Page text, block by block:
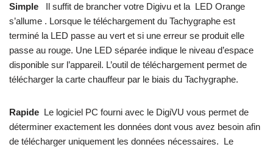
Simple
Il suffit de brancher votre Digivu et la LED Orange
s’allume . Lorsque le téléchargement du Tachygraphe est
terminé la LED passe au vert et si une erreur se produit elle
passe au rouge. Une LED séparée indique le niveau d’espace
disponible sur l’appareil. L’outil de téléchargement permet de
télécharger la carte chauffeur par le biais du Tachygraphe.
Rapide Le logiciel PC fourni avec le DigiVU vous permet de
déterminer exactement les données dont vous avez besoin afin
de télécharger uniquement les données nécessaires. Le